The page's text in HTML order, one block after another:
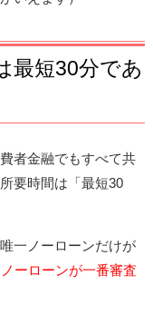
最短30分であ
者金融でもすべて共
要時間は「最短30
一ノーローンだけが
ーローンが一番審査